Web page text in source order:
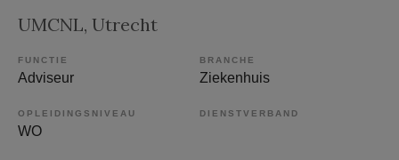
UMCNL, Utrecht
FUNCTIE
Adviseur
BRANCHE
Ziekenhuis
OPLEIDINGSNIVEAU
WO
DIENSTVERBAND